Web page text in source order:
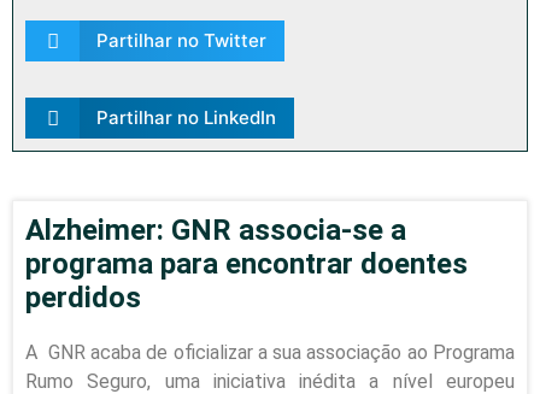
Partilhar no Twitter
Partilhar no LinkedIn
Alzheimer: GNR associa-se a
programa para encontrar doentes
perdidos
A GNR acaba de oficializar a sua associação ao Programa
Rumo Seguro, uma iniciativa inédita a nível europeu